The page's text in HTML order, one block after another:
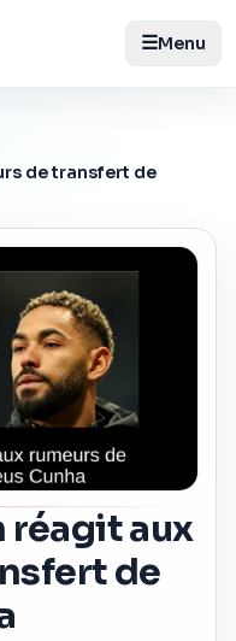
☰Menu
de transfert de
réagit aux
de